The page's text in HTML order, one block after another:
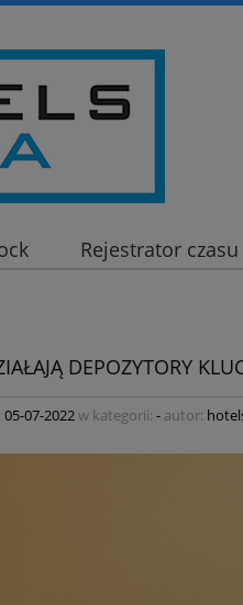
Rejestrator
DEPOZYTORY
05-07-2022w kategorii: - autor: